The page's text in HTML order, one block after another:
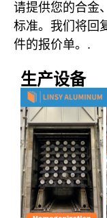
请提供您的合金
标准。我们将回
件的报价单。.
生产设备